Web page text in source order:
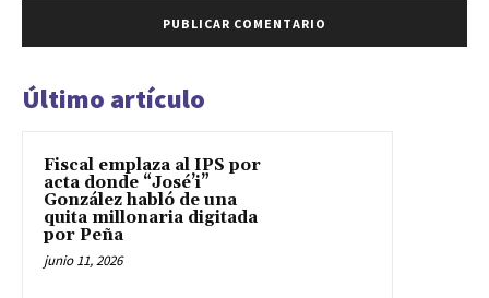
Último artículo
Fiscal emplaza al IPS por
acta donde “José’i”
González habló de una
quita millonaria digitada
por Peña
junio 11, 2026